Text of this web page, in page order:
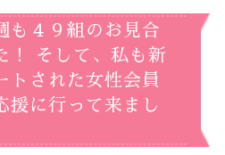
も４９組のお見合
！ そして、私も新
トされた女性会員
援に行って来まし